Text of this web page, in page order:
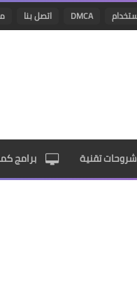
DMCA اتصل بنا
شروحات تقنية برامج